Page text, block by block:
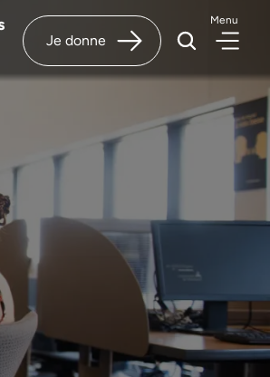
Je donne
Menu